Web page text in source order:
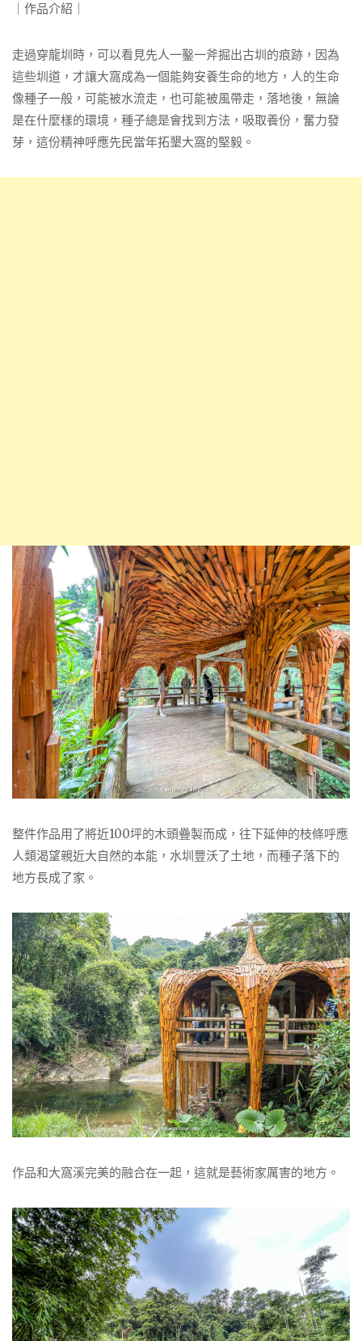
｜作品介紹｜
走過穿龍圳時，可以看見先人一鑿一斧掘出古圳的痕跡，因為
這些圳道，才讓大窩成為一個能夠安養生命的地方，人的生命
像種子一般，可能被水流走，也可能被風帶走，落地後，無論
是在什麼樣的環境，種子總是會找到方法，吸取養份，奮力發
芽，這份精神呼應先民當年拓墾大窩的堅毅。
整件作品用了將近100坪的木頭疊製而成，往下延伸的枝條呼應
人類渴望親近大自然的本能，水圳豐沃了土地，而種子落下的
地方長成了家。
作品和大窩溪完美的融合在一起，這就是藝術家厲害的地方。